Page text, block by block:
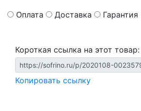
Оплата Доставка Гарантия
Короткая ссылка на этот товар:
Копировать ссылку